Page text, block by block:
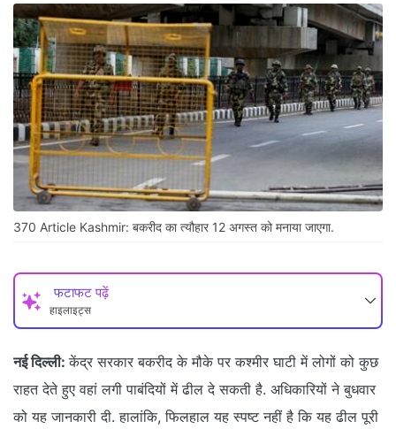
370 Article Kashmir: बकरीद का त्यौहार 12 अगस्त को मनाया जाएगा.
फटाफट पढ़ें
हाइलाइट्स
नई दिल्ली: केंद्र सरकार बकरीद के मौके पर कश्मीर घाटी में लोगों को कुछ
राहत देते हुए वहां लगी पाबंदियों में ढील दे सकती है. अधिकारियों ने बुधवार
को यह जानकारी दी. हालांकि, फिलहाल यह स्पष्ट नहीं है कि यह ढील पूरी